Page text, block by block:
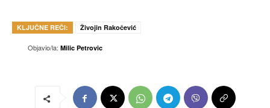
KLJUČNE REČI: Živojin Rakočević
Objavio/la: Milic Petrovic